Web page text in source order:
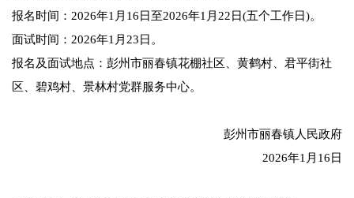
报名时间：2026年1月16日至2026年1月22日(五个工作日)。
面试时间：2026年1月23日。
报名及面试地点：彭州市丽春镇花棚社区、黄鹤村、君平街社
区、碧鸡村、景林村党群服务中心。
彭州市丽春镇人民政府
2026年1月16日